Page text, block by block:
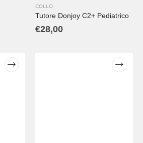
COLLO
Tutore Donjoy C2+ Pediatrico
€28,00